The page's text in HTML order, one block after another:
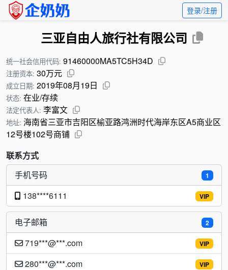
登录/注册
三亚自由人旅行社有限公司
统一社会信用代码: 91460000MA5TC5H34D
注册资本: 30万元
成立日期: 2019年08月19日
状态: 在业/存续
法定代表人: 李富文
地址: 海南省三亚市吉阳区榆亚路鸿洲时代海岸东区A5商业区
12号楼102号商铺
联系方式
1
手机号码
VIP
138****6111
2
电子邮箱
VIP
719***@***.com
VIP
280***@***.com